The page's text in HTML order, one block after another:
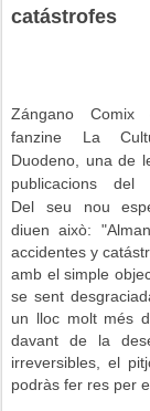
catástrofes
Zángano
fanzine La
Duodeno, una de
publicacions del
Del seu nou
diuen això:
accidentes y
amb el simple
se sent
un lloc molt més
davant de la
irreversibles, el
podràs fer res per